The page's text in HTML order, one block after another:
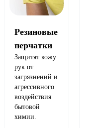
Резиновые
перчатки
Защитят кожу
рук от
загрязнений и
агрессивного
воздействия
бытовой
химии.